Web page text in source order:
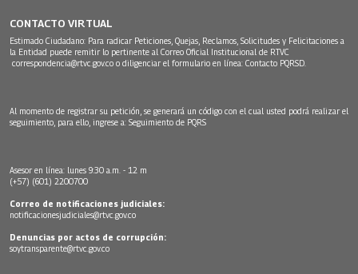
CONTACTO VIRTUAL
Estimado Ciudadano: Para radicar Peticiones, Quejas, Reclamos, Solicitudes y Felicitaciones a
la Entidad puede remitir lo pertinente al Correo Oficial Institucional de RTVC
correspondencia@rtvc.gov.co o diligenciar el formulario en línea: Contacto PQRSD.
Al momento de registrar su petición, se generará un código con el cual usted podrá realizar el
seguimiento, para ello, ingrese a: Seguimiento de PQRS
Asesor en línea: lunes 9:30 a.m. - 12 m
(+57) (601) 2200700
Correo de notificaciones judiciales:
notificacionesjudiciales@rtvc.gov.co
Denuncias por actos de corrupción:
soytransparente@rtvc.gov.co